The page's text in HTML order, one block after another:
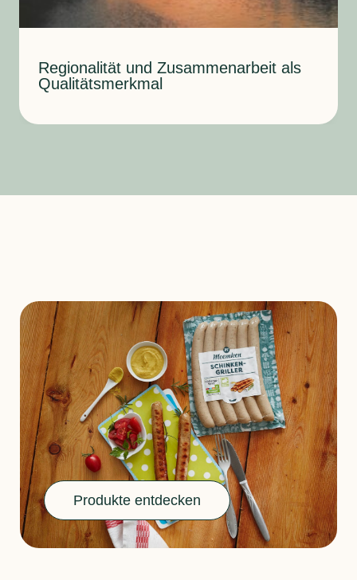
Regionalität und Zusammenarbeit als
Qualitäts­merkmal
Produkte entdecken